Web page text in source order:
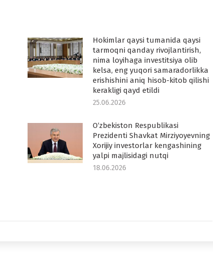
Hokimlar qaysi tumanida qaysi
tarmoqni qanday rivojlantirish,
nima loyihaga investitsiya olib
kelsa, eng yuqori samaradorlikka
erishishini aniq hisob-kitob qilishi
kerakligi qayd etildi
25.06.2026
O‘zbekiston Respublikasi
Prezidenti Shavkat Mirziyoyevning
Xorijiy investorlar kengashining
yalpi majlisidagi nutqi
18.06.2026